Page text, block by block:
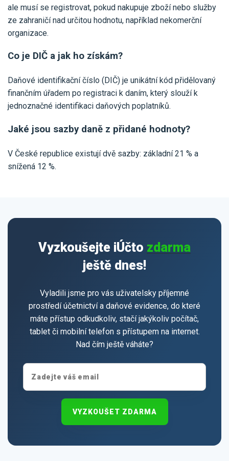
ale musí se registrovat, pokud nakupuje zboží nebo služby
ze zahraničí nad určitou hodnotu, například nekomerční
organizace.
Co je DIČ a jak ho získám?
Daňové identifikační číslo (DIČ) je unikátní kód přidělovaný
finančním úřadem po registraci k daním, který slouží k
jednoznačné identifikaci daňových poplatníků.
Jaké jsou sazby daně z přidané hodnoty?
V České republice existují dvě sazby: základní 21 % a
snížená 12 %.
Vyzkoušejte iÚčto zdarma
ještě dnes!
Vyladili jsme pro vás uživatelsky příjemné
prostředí účetnictví a daňové evidence, do které
máte přístup odkudkoliv, stačí jakýkoliv počítač,
tablet či mobilní telefon s přístupem na internet.
Nad čím ještě váháte?
VYZKOUŠET ZDARMA